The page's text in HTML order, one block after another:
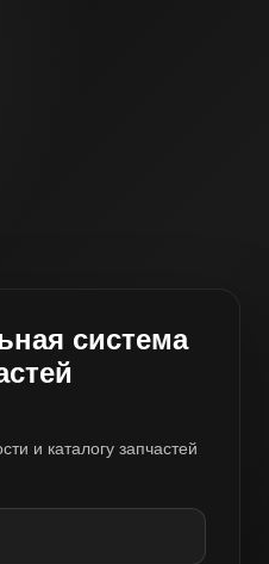
система
и каталогу запчастей